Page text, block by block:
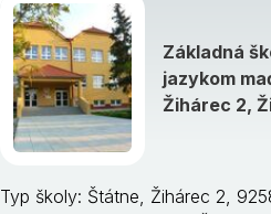
Základná
jazykom
Žihárec 2,
Typ školy: Štátne, Žihárec 2,